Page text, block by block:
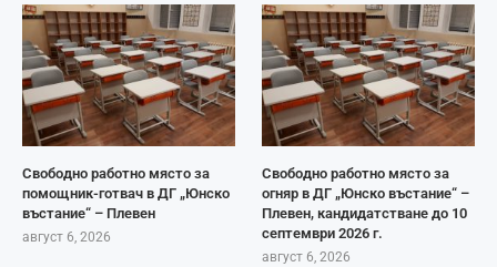
Свободно работно място за
помощник-готвач в ДГ „Юнско
въстание“ – Плевен
август 6, 2026
Свободно работно място за
огняр в ДГ „Юнско въстание“ –
Плевен, кандидатстване до 10
септември 2026 г.
август 6, 2026